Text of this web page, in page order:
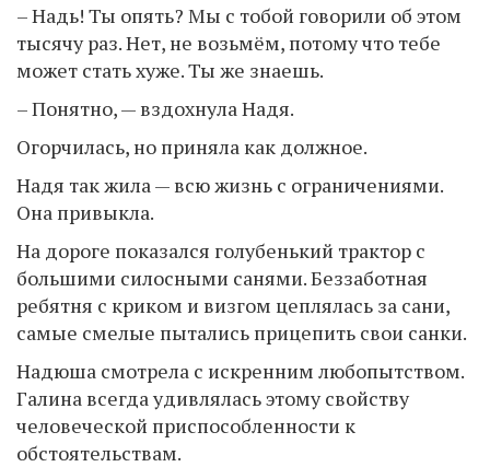
– Надь! Ты опять? Мы с тобой говорили об этом
тысячу раз. Нет, не возьмём, потому что тебе
может стать хуже. Ты же знаешь.
– Понятно, — вздохнула Надя.
Огорчилась, но приняла как должное.
Надя так жила — всю жизнь с ограничениями.
Она привыкла.
На дороге показался голубенький трактор с
большими силосными санями. Беззаботная
ребятня с криком и визгом цеплялась за сани,
самые смелые пытались прицепить свои санки.
Надюша смотрела с искренним любопытством.
Галина всегда удивлялась этому свойству
человеческой приспособленности к
обстоятельствам.